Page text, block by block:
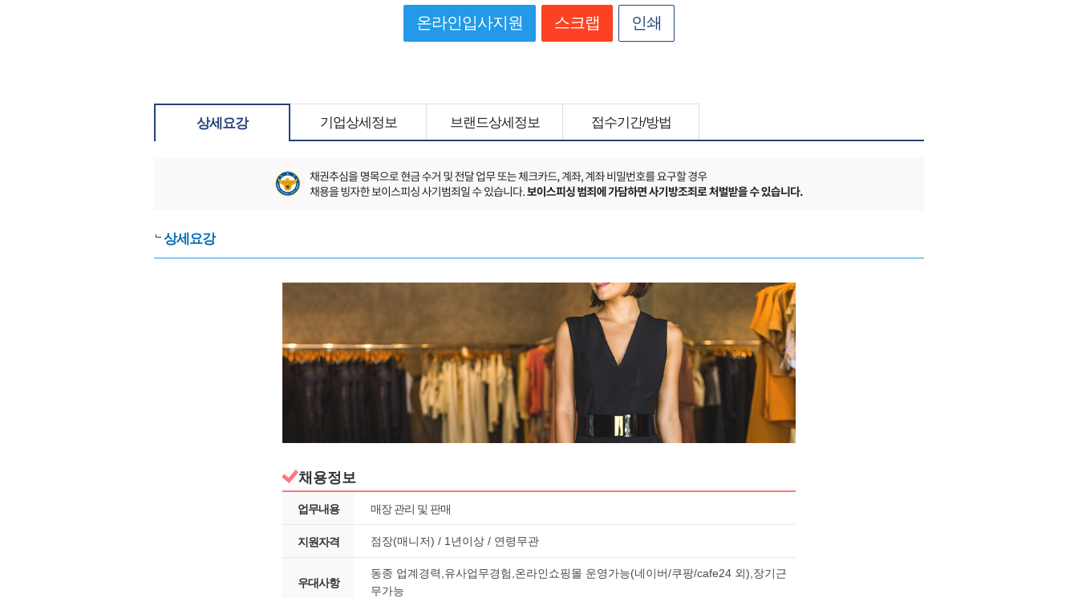
온라인입사지원 스크랩 인쇄
상세요강 기업상세정보 브랜드상세정보 접수기간/방법
상세요강
채용정보
업무내용 매장 관리 및 판매
지원자격 점장(매니저) / 1년이상 / 연령무관
우대사항
동종 업계경력,유사업무경험,온라인쇼핑몰 운영가능(네이버/쿠팡/cafe24 외),장기근
무가능